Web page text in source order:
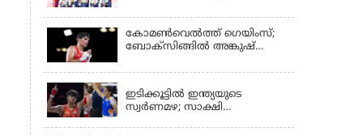
കോമണ്‍വെല്‍ത്ത് ഗെയിംസ്;
ബോക്‌സിങ്ങില്‍ അങ്കുഷ്
ഇടിക്കൂട്ടിൽ ഇന്ത്യയുടെ
സ്വർണമഴ; സാക്ഷി